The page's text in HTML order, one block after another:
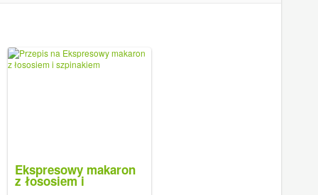
Ekspresowy makaron
z łososiem i